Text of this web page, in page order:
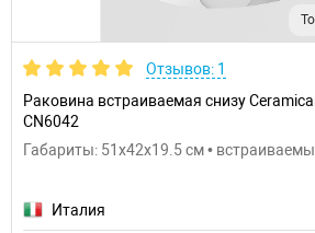
Отзывов: 1
Раковина встраиваемая снизу
CN6042
Габариты: 51x42x19.5 см •
Италия